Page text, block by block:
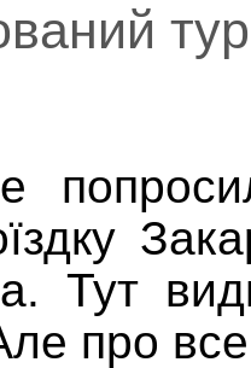
Тут
про